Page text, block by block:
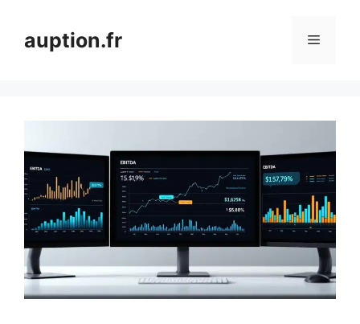
contenuauption.fr Menu